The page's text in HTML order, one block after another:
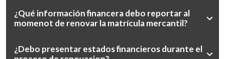
¿Qué información financera debo reportar al
momenot de renovar la matrícula mercantil?
¿Debo presentar estados financieros durante el